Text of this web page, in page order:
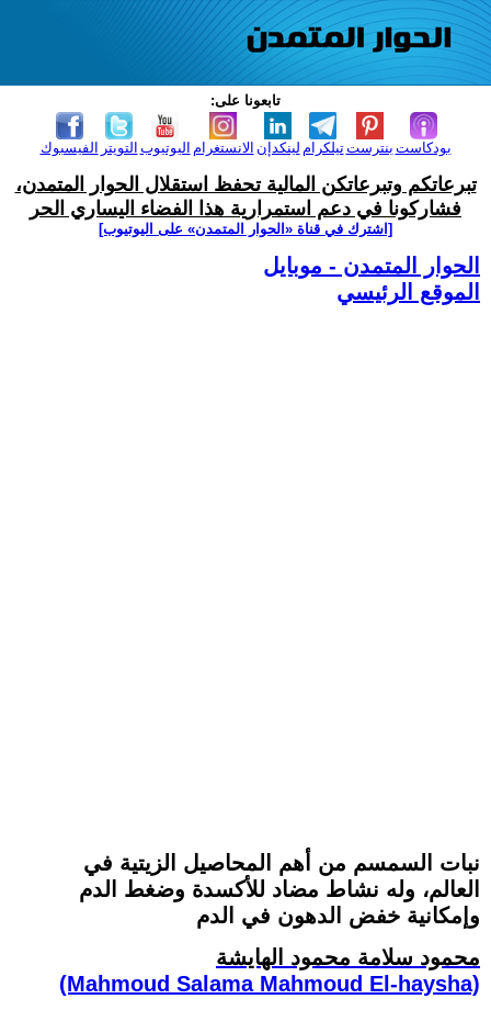
تابعونا على:
الفيسبوك التويتر اليوتيوب الانستغرام لينكدإن تيلكرامبنترست بودكاست
تبرعاتكم وتبرعاتكن المالية تحفظ استقلال الحوار المتمدن،
فشاركونا في دعم استمرارية هذا الفضاء اليساري الحر
[اشترك في قناة ‫«الحوار المتمدن» على اليوتيوب]
الحوار المتمدن - موبايل
الموقع الرئيسي
نبات السمسم من أهم المحاصيل الزيتية في
العالم، وله نشاط مضاد للأكسدة وضغط الدم
وإمكانية خفض الدهون في الدم
محمود سلامة محمود الهايشة
(Mahmoud Salama Mahmoud El-haysha)